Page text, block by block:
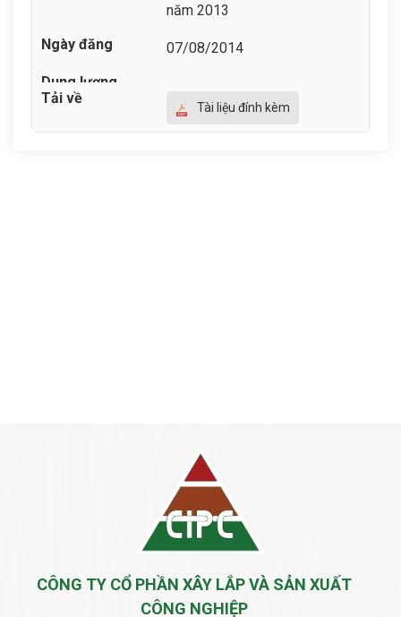
năm 2013
07/08/2014
Tài liệu đính kèm
CÔNG TY CỔ PHẦN XÂY LẮP VÀ SẢN XUẤT
CÔNG NGHIỆP